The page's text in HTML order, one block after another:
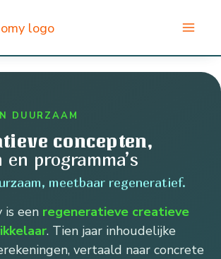
DUURZAAM
concepten,
programma’s
meetbaar regeneratief.
is een regeneratieve creatieve
. Tien jaar inhoudelijke
vertaald naar concrete